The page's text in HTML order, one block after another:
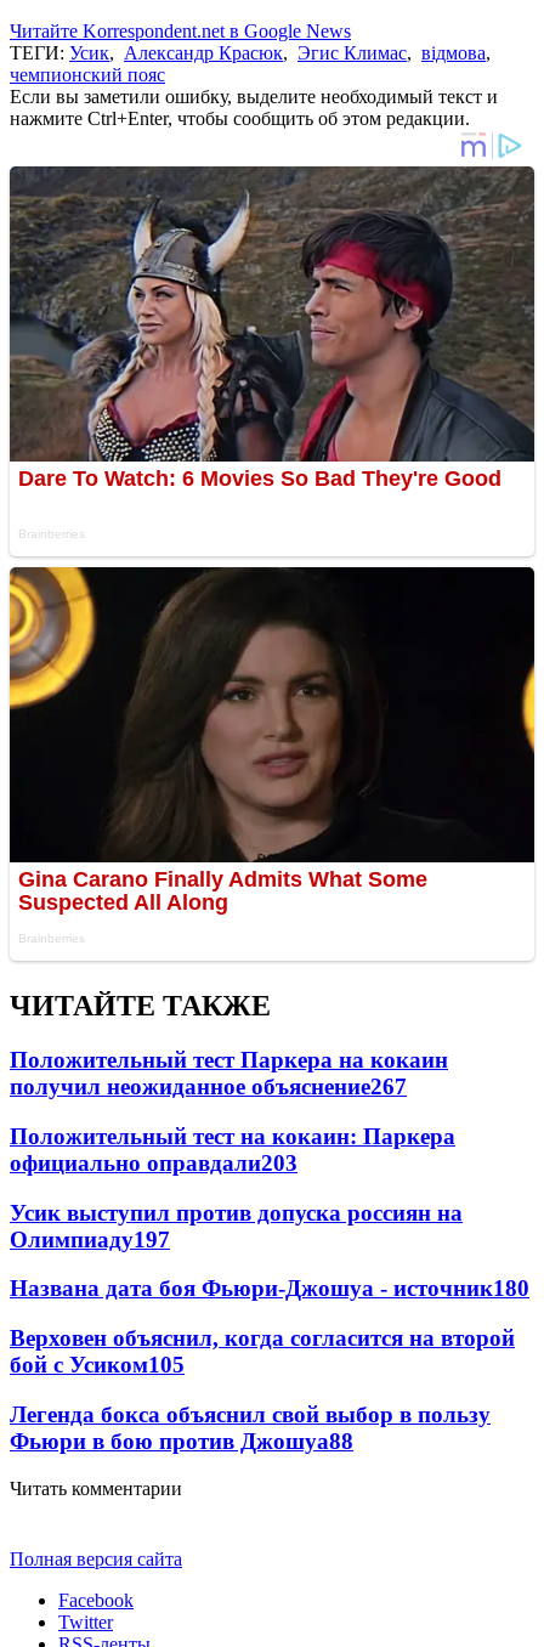
Читайте Korrespondent.net в Google News
ТЕГИ: Усик, Александр Красюк, Эгис Климас, відмова,
чемпионский пояс
Если вы заметили ошибку, выделите необходимый текст и
нажмите Ctrl+Enter, чтобы сообщить об этом редакции.
ЧИТАЙТЕ ТАКЖЕ
Положительный тест Паркера на кокаин
получил неожиданное объяснение267
Положительный тест на кокаин: Паркера
официально оправдали203
Усик выступил против допуска россиян на
Олимпиаду197
Названа дата боя Фьюри-Джошуа - источник180
Верховен объяснил, когда согласится на второй
бой с Усиком105
Легенда бокса объяснил свой выбор в пользу
Фьюри в бою против Джошуа88
Читать комментарии
Полная версия сайта
Facebook
Twitter